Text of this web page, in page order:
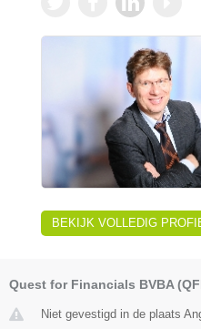
BEKIJK VOLLEDIG
Quest for Financials BVBA
Niet gevestigd in de plaats